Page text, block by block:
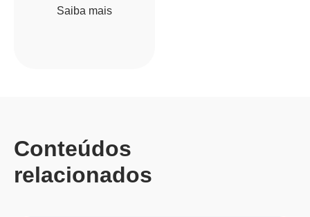
Saiba mais
Conteúdos
relacionados